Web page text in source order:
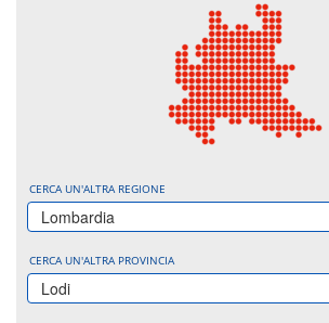
CERCA UN'ALTRA REGIONE
Lombardia
CERCA UN'ALTRA PROVINCIA
Lodi